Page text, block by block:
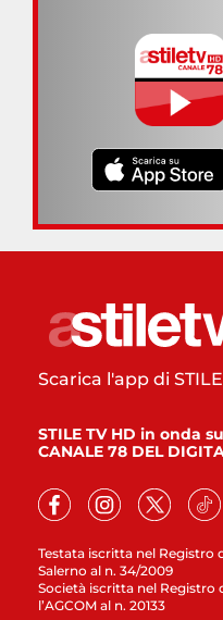
Testata iscritta nel Registro
Salerno al n. 34/2009
Società iscritta nel Registro
l’AGCOM al n. 20133
Scarica l'app di
STILE TV HD in onda
CANALE 78 DEL